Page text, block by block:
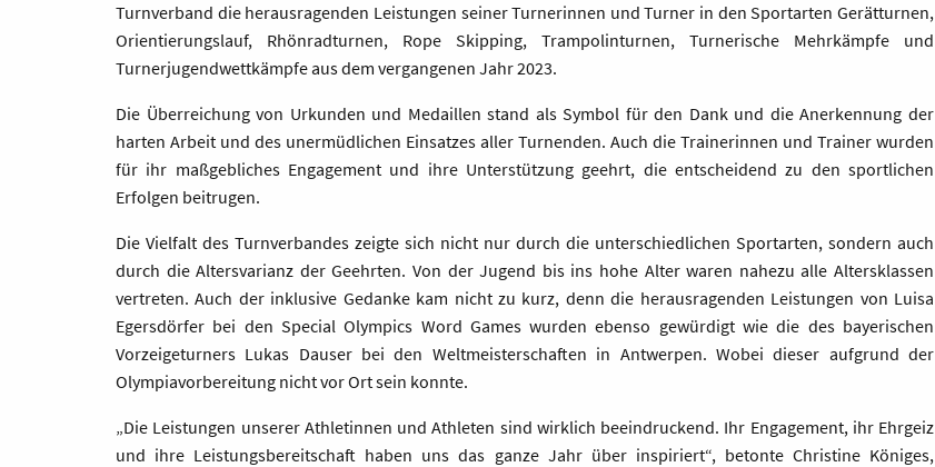
Turnverband die herausragenden Leistungen seiner Turnerinnen und Turner in den Sportarten Gerätturnen,
Orientierungslauf, Rhönradturnen, Rope Skipping, Trampolinturnen, Turnerische Mehrkämpfe und
Turnerjugendwettkämpfe aus dem vergangenen Jahr 2023.
Die Überreichung von Urkunden und Medaillen stand als Symbol für den Dank und die Anerkennung der
harten Arbeit und des unermüdlichen Einsatzes aller Turnenden. Auch die Trainerinnen und Trainer wurden
für ihr maßgebliches Engagement und ihre Unterstützung geehrt, die entscheidend zu den sportlichen
Erfolgen beitrugen.
Die Vielfalt des Turnverbandes zeigte sich nicht nur durch die unterschiedlichen Sportarten, sondern auch
durch die Altersvarianz der Geehrten. Von der Jugend bis ins hohe Alter waren nahezu alle Altersklassen
vertreten. Auch der inklusive Gedanke kam nicht zu kurz, denn die herausragenden Leistungen von Luisa
Egersdörfer bei den Special Olympics Word Games wurden ebenso gewürdigt wie die des bayerischen
Vorzeigeturners Lukas Dauser bei den Weltmeisterschaften in Antwerpen. Wobei dieser aufgrund der
Olympiavorbereitung nicht vor Ort sein konnte.
„Die Leistungen unserer Athletinnen und Athleten sind wirklich beeindruckend. Ihr Engagement, ihr Ehrgeiz
und ihre Leistungsbereitschaft haben uns das ganze Jahr über inspiriert“, betonte Christine Königes,